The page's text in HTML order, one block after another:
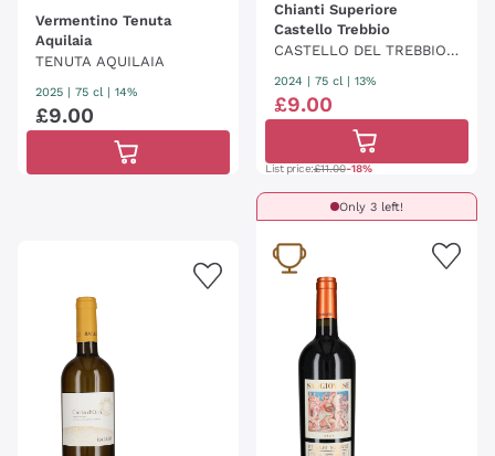
Vermentino Tenuta
Aquilaia
TENUTA AQUILAIA
2025 75 cl | 14%
£9.00
Chianti Superiore
Castello Trebbio
CASTELLO DEL TREBBIO -
LE ANFORE
2024 75 cl | 13%
£9.00
List price:£11.00-18%
Only 3 left!